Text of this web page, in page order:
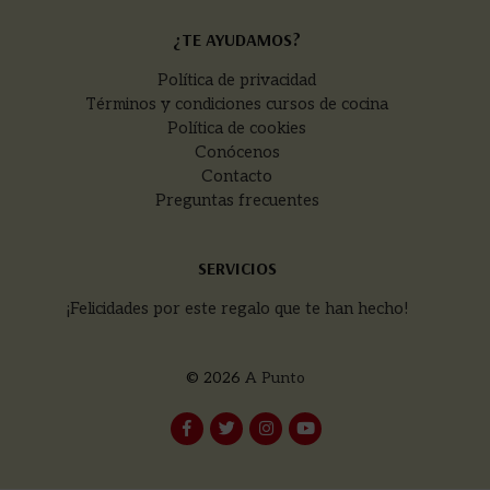
¿TE AYUDAMOS?
Política de privacidad
Términos y condiciones cursos de cocina
Política de cookies
Conócenos
Contacto
Preguntas frecuentes
SERVICIOS
¡Felicidades por este regalo que te han hecho!
© 2026 A Punto